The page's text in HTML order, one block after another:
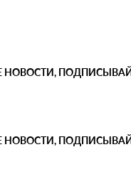
НОВОСТИ,
НОВОСТИ,